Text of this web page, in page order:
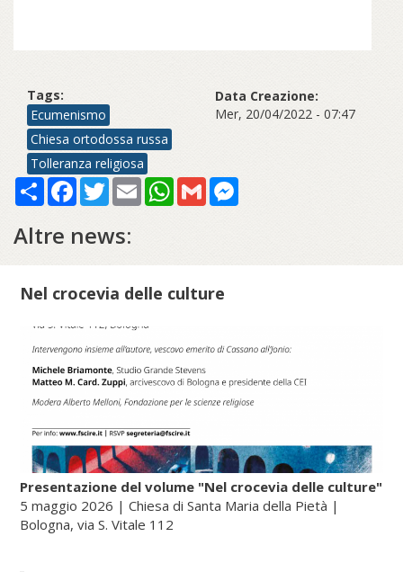
Tags:
Ecumenismo
Chiesa ortodossa russa
Tolleranza religiosa
Data Creazione:
Mer, 20/04/2022 - 07:47
Share Facebook
TwitterEmail WhatsApp
Gmail
Altre news:
Nel crocevia delle culture
Presentazione del volume "Nel crocevia delle culture"
5 maggio 2026 | Chiesa di Santa Maria della Pietà |
Bologna, via S. Vitale 112